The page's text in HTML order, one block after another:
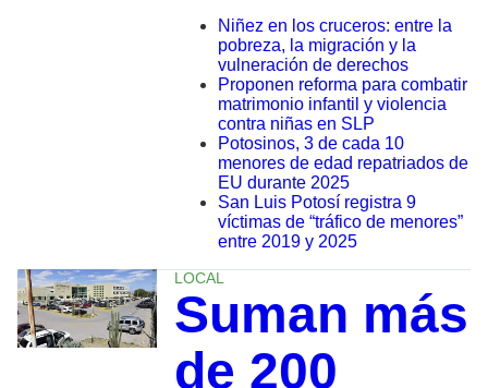
Niñez en los cruceros: entre la
pobreza, la migración y la
vulneración de derechos
Proponen reforma para combatir
matrimonio infantil y violencia
contra niñas en SLP
Potosinos, 3 de cada 10
menores de edad repatriados de
EU durante 2025
San Luis Potosí registra 9
víctimas de “tráfico de menores”
entre 2019 y 2025
LOCAL
Suman más
de 200